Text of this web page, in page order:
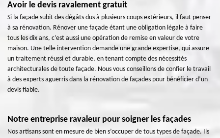
Avoir le devis ravalement gratuit
Si la façade subit des dégâts dus à plusieurs coups extérieurs, il faut penser
à sa rénovation. Rénover une façade étant une obligation légale à faire
tous les dix ans, c’est aussi une opération de remise en valeur de votre
maison. Une telle intervention demande une grande expertise, qui assure
un traitement réussi et durable, en tenant compte des nécessités
architecturales de toute façade. Nous vous conseillons de confier le travail
à des experts aguerris dans la rénovation de façades pour bénéficier d’un
devis fiable.
Notre entreprise ravaleur pour soigner les façades
Nos artisans sont en mesure de bien s’occuper de tous types de façade. Ils